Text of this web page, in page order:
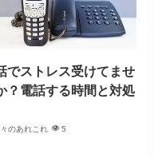
でストレス受けてませ
？電話する時間と対処
のあれこれ 5